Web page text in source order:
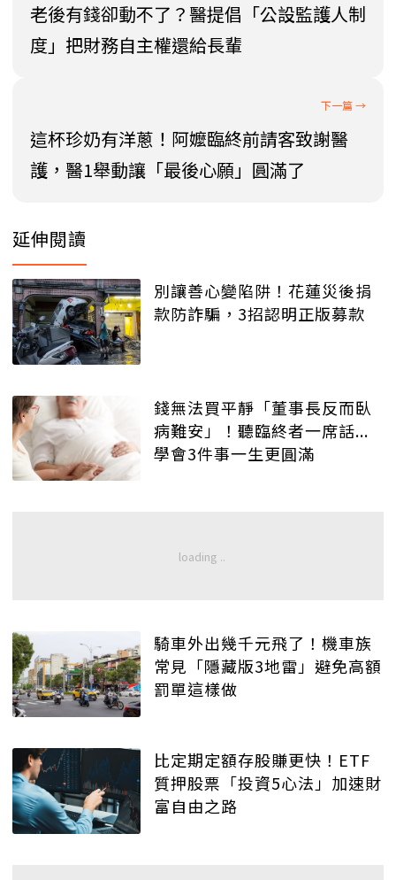
老後有錢卻動不了？醫提倡「公設監護人制
度」把財務自主權還給長輩
這杯珍奶有洋蔥！阿嬤臨終前請客致謝醫
護，醫1舉動讓「最後心願」圓滿了
延伸閱讀
別讓善心變陷阱！花蓮災後捐
款防詐騙，3招認明正版募款
錢無法買平靜「董事長反而臥
病難安」！聽臨終者一席話...
學會3件事一生更圓滿
騎車外出幾千元飛了！機車族
常見「隱藏版3地雷」避免高額
罰單這樣做
比定期定額存股賺更快！ETF
質押股票「投資5心法」加速財
富自由之路